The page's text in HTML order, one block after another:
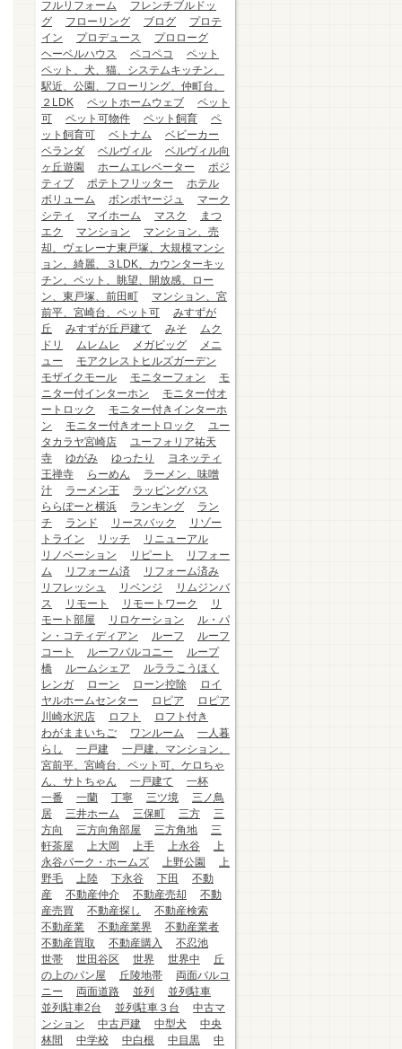
フルリフォーム
フレンチブルドッ
グ
フローリング ブログ
プロテ
イン
プロデュース
プロローグ
ヘーベルハウス
ペコペコ
ペット
ペット、犬、猫、システムキッチン、
駅近、公園、フローリング、仲町台、
２LDK
ペットホームウェブ
ペット
可
ペット可物件 ペット飼育
ペ
ット飼育可
ベトナム
ベビーカー
ベランダ
ベルヴィル
ベルヴィル向
ヶ丘遊園
ホームエレベーター
ポジ
ティブ
ポテトフリッター
ホテル
ボリューム
ボンボヤージュ
マーク
シティ
マイホーム マスク
まつ
エク
マンション
マンション、売
却、ヴェレーナ東戸塚、大規模マンシ
ョン、綺麗、３LDK、カウンターキッ
チン、ペット、眺望、開放感、ロー
ン、東戸塚、前田町
マンション、宮
前平、宮崎台、ペット可
みすずが
丘
みすずが丘戸建て みそ
ムク
ドリ
ムレムレ メガビッグ
メニ
ュー
モアクレストヒルズガーデン
モザイクモール
モニターフォン
モ
ニター付インターホン
モニター付オ
ートロック
モニター付きインターホ
ン
モニター付きオートロック
ユー
タカラヤ宮崎店
ユーフォリア祐天
寺
ゆがみ ゆったり
ヨネッティ
王禅寺
らーめん
ラーメン、味噌
汁
ラーメン王
ラッピングバス
ららぽーと横浜
ランキング
ラン
チ
ランド リースバック
リゾー
トライン
リッチ
リニューアル
リノベーション
リピート
リフォー
ム
リフォーム済
リフォーム済み
リフレッシュ
リベンジ
リムジンバ
ス
リモート リモートワーク
リ
モート部屋
リロケーション
ル・パ
ン・コティディアン
ルーフ
ルーフ
コート
ルーフバルコニー
ループ
橋
ルームシェア
ルララこうほく
レンガ
ローン ローン控除
ロイ
ヤルホームセンター
ロピア
ロピア
川崎水沢店
ロフト
ロフト付き
わがままいちご
ワンルーム
一人暮
らし
一戸建
一戸建、マンション、
宮前平、宮崎台、ペット可、ケロちゃ
ん、サトちゃん
一戸建て
一杯
一番
一蘭 丁寧 三ツ境
三ノ鳥
居
三井ホーム 三保町 三方
三
方向
三方向角部屋 三方角地
三
軒茶屋
上大岡 上手 上永谷
上
永谷パーク・ホームズ
上野公園
上
野毛
上陸 下永谷 下田
不動
産
不動産仲介 不動産売却
不動
産売買
不動産探し
不動産検索
不動産業
不動産業界
不動産業者
不動産買取
不動産購入
不忍池
世帯
世田谷区 世界 世界中
丘
の上のパン屋
丘陵地帯
両面バルコ
ニー
両面道路 並列
並列駐車
並列駐車2台
並列駐車３台
中古マ
ンション
中古戸建 中型犬
中央
林間
中学校 中白根 中目黒
中